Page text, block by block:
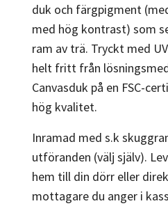
duk och färgpigment
med hög kontrast) som
ram av trä. Tryckt med
helt fritt från
Canvasduk på en FSC-
hög kvalitet.
Inramad med s.k
utföranden (välj själv).
hem till din dörr eller
mottagare du anger i